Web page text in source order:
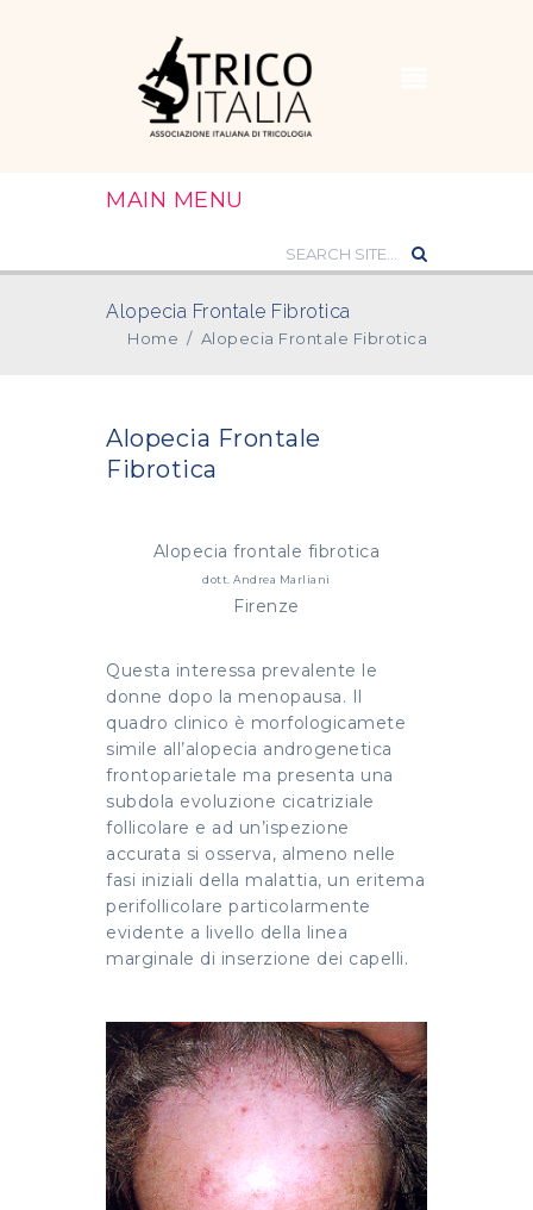
MAIN MENU
Alopecia Frontale Fibrotica
Home / Alopecia Frontale Fibrotica
Alopecia Frontale
Fibrotica
Alopecia frontale fibrotica
dott. Andrea Marliani
Firenze
Questa interessa prevalente le
donne dopo la menopausa. Il
quadro clinico è morfologicamete
simile all’alopecia androgenetica
frontoparietale ma presenta una
subdola evoluzione cicatriziale
follicolare e ad un’ispezione
accurata si osserva, almeno nelle
fasi iniziali della malattia, un eritema
perifollicolare particolarmente
evidente a livello della linea
marginale di inserzione dei capelli.